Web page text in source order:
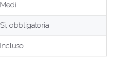
Medi
Sì, obbligatoria
Incluso